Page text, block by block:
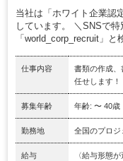
当社は「ホワイト企業認
しています。 ＼SNSで
「world_corp_recruit」
仕事内容
書類の作成、
任せします！
募集年齢 年齢: 〜 40歳
勤務地 全国のプロジ
給与
〈給与形態